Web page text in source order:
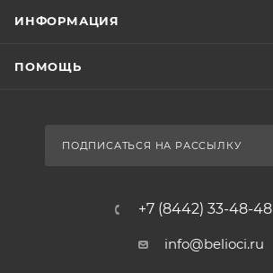
ИНФОРМАЦИЯ
ПОМОЩЬ
ПОДПИСАТЬСЯ НА РАССЫЛКУ
+7 (8442) 33-48-48
info@belioci.ru